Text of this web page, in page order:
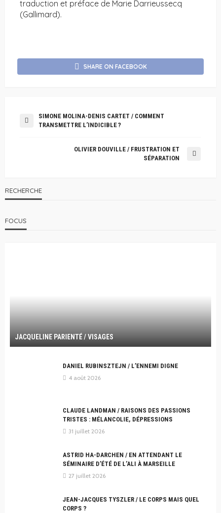
traduction et préface de Marie Darrieussecq
(Gallimard).
SHARE ON FACEBOOK
SIMONE MOLINA-DENIS CARTET / COMMENT
TRANSMETTRE L’INDICIBLE ?
OLIVIER DOUVILLE / FRUSTRATION ET
SÉPARATION
RECHERCHE
FOCUS
JACQUELINE PARIENTÉ / VISAGES
DANIEL RUBINSZTEJN / L’ENNEMI DIGNE
4 août 2026
CLAUDE LANDMAN / RAISONS DES PASSIONS
TRISTES : MÉLANCOLIE, DÉPRESSIONS
31 juillet 2026
ASTRID HA-DARCHEN / EN ATTENDANT LE
SÉMINAIRE D’ÉTÉ DE L’ALI À MARSEILLE
27 juillet 2026
JEAN-JACQUES TYSZLER / LE CORPS MAIS QUEL
CORPS ?